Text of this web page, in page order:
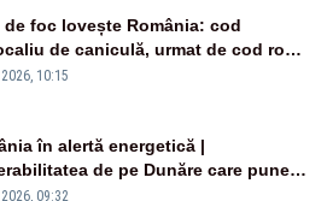
de foc lovește România: cod
de caniculă, urmat de cod roșu
Temperaturile urcă spre 40°C
10:15
în alertă energetică |
de pe Dunăre care pune
Centrala Cernavodă era
09:32